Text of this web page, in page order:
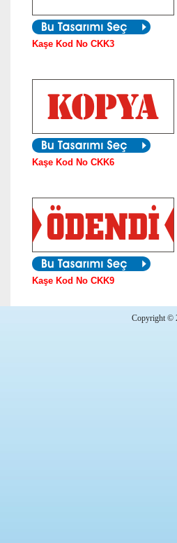
Kaşe Kod No CKK3
Kaşe Kod No CKK6
Kaşe Kod No CKK9
Copyright ©